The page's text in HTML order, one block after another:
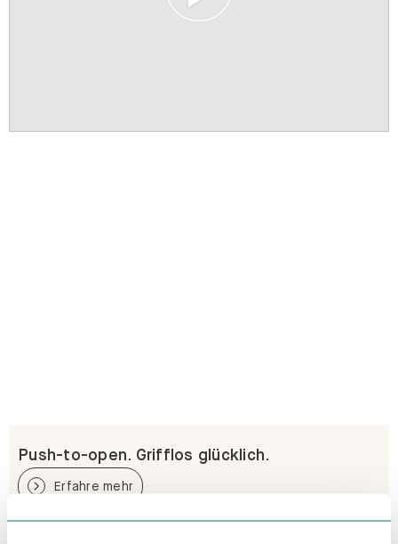
Push-to-open. Grifflos glücklich.
Erfahre mehr